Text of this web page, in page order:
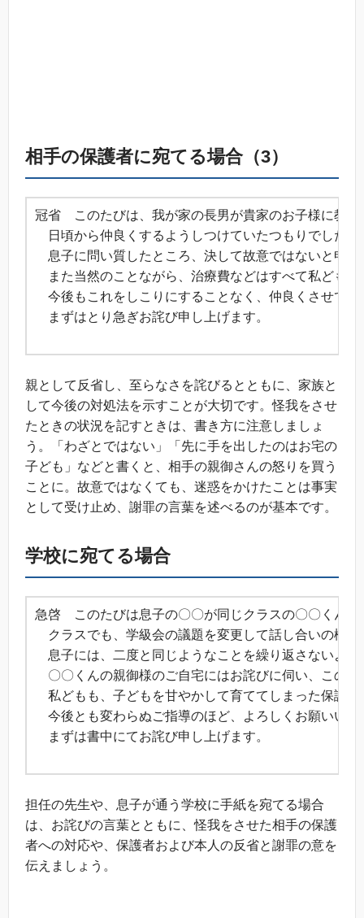
相手の保護者に宛てる場合（3）
冠省 このたびは、我が家の長男が貴家のお子様に教
日頃から仲良くするようしつけていたつもりでした
息子に問い質したところ、決して故意ではないと申
また当然のことながら、治療費などはすべて私ども
今後もこれをしこりにすることなく、仲良くさせて
まずはとり急ぎお詫び申し上げます。
親として反省し、至らなさを詫びるとともに、家族と
して今後の対処法を示すことが大切です。怪我をさせ
たときの状況を記すときは、書き方に注意しましょ
う。「わざとではない」「先に手を出したのはお宅の
子ども」などと書くと、相手の親御さんの怒りを買う
ことに。故意ではなくても、迷惑をかけたことは事実
として受け止め、謝罪の言葉を述べるのが基本です。
学校に宛てる場合
急啓 このたびは息子の〇〇が同じクラスの〇〇くん
クラスでも、学級会の議題を変更して話し合いの機
息子には、二度と同じようなことを繰り返さないよ
〇〇くんの親御様のご自宅にはお詫びに伺い、この
私どもも、子どもを甘やかして育ててしまった保護
今後とも変わらぬご指導のほど、よろしくお願いいた
まずは書中にてお詫び申し上げます。
担任の先生や、息子が通う学校に手紙を宛てる場合
は、お詫びの言葉とともに、怪我をさせた相手の保護
者への対応や、保護者および本人の反省と謝罪の意を
伝えましょう。